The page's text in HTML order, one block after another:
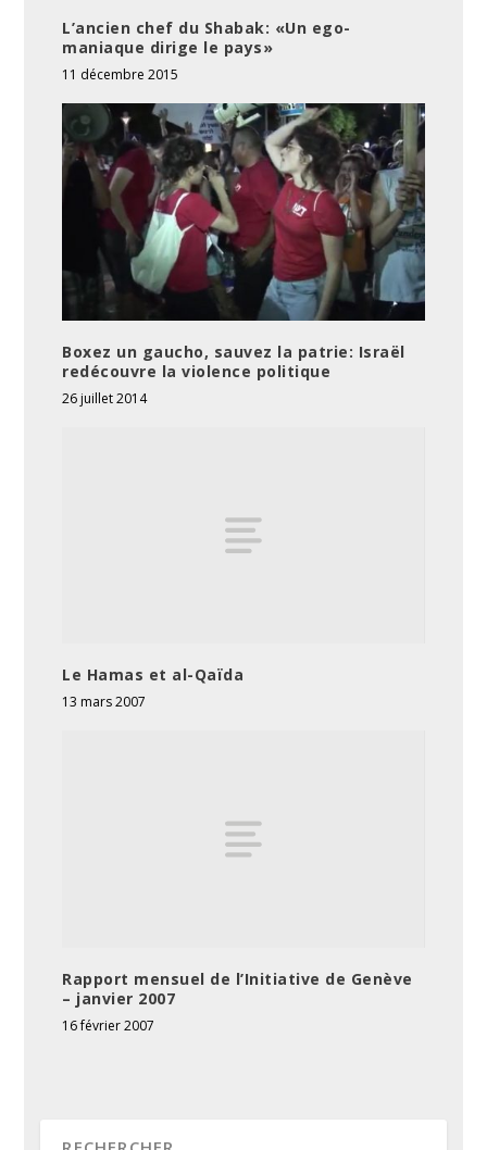
L’ancien chef du Shabak: «Un ego-
maniaque dirige le pays»
11 décembre 2015
Boxez un gaucho, sauvez la patrie: Israël
redécouvre la violence politique
26 juillet 2014
Le Hamas et al-Qaïda
13 mars 2007
Rapport mensuel de l’Initiative de Genève
– janvier 2007
16 février 2007